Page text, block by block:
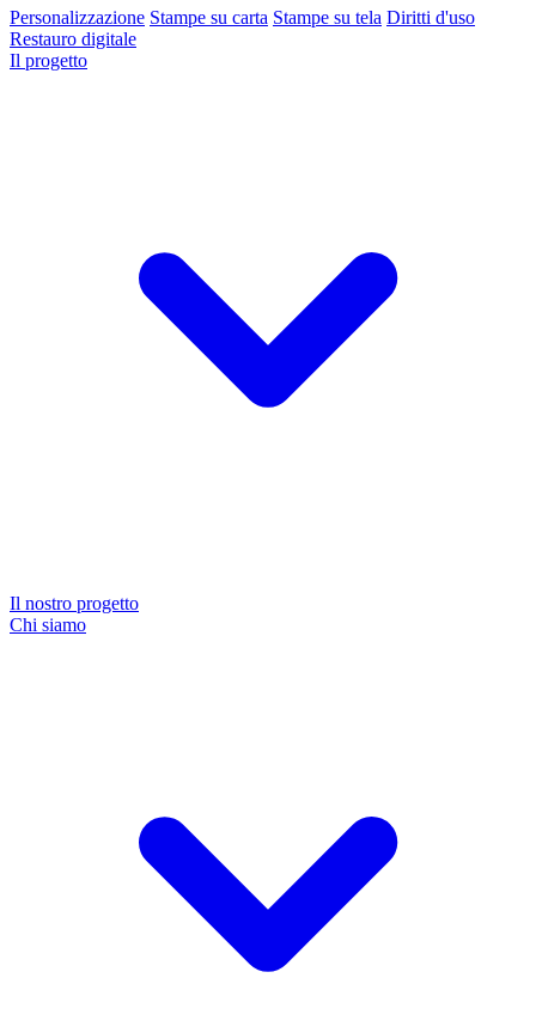
Personalizzazione Stampe su carta Stampe su tela Diritti d'uso
Restauro digitale
Il progetto
Il nostro progetto
Chi siamo